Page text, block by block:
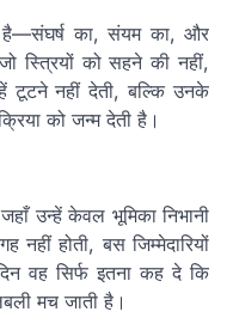
है—संघर्ष का, संयम का, और
स्त्रियों को सहने की नहीं,
टूटने नहीं देती, बल्कि उनके
को जन्म देती है।
उन्हें केवल भूमिका निभानी
होती, बस जिम्मेदारियों
वह सिर्फ इतना कह दे कि
मच जाती है।